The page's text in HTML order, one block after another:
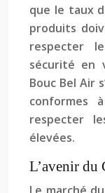
que le taux
produits
respecter
sécurité en
Bouc Bel Air
conformes
respecter
élevées.
L’avenir du